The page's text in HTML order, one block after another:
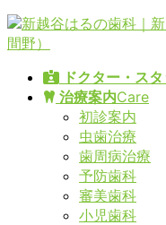
コ
ン
ナ
ビ
ドクター・ス
治療案内Care
初診案内
虫歯治療
歯周病治療
予防歯科
審美歯科
小児歯科